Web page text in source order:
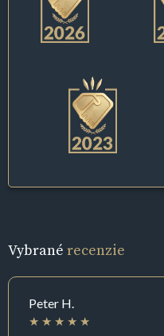
Vybrané recenzie
Peter H.